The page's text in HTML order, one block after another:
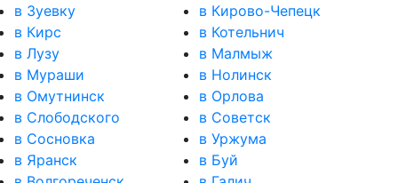
в Зуевку
в Кирово-Чепецк
в Кирс
в Котельнич
в Лузу
в Малмыж
в Мураши
в Нолинск
в Омутнинск
в Орлова
в Слободского
в Советск
в Сосновка
в Уржума
в Яранск
в Буй